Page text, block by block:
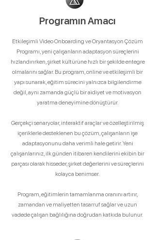
Programın Amacı
Etkileşimli Video Onboarding ve Oryantasyon Çözüm
Programı, yeni çalışanların adaptasyon süreçlerini
hızlandırırken, şirket kültürüne hızlı bir şekilde entegre
olmalarını sağlar. Bu program, online ve etkileşimli bir
yapı sunarak, eğitim sürecini yalnızca bilgilendirme
değil, aynı zamanda güçlü bir aidiyet ve motivasyon
yaratma deneyimine dönüştürür.
Gerçekçi senaryolar, interaktif araçlar ve özelleştirilmiş
içeriklerle desteklenen bu çözüm, çalışanların işe
adaptasyonunu daha verimli hale getirir. Yeni
çalışanlarınız, ilk günden itibaren kendilerini ekibin bir
parçası olarak hisseder, şirket değerlerini ve süreçlerini
kolayca benimser.
Program, eğitimlerin tamamlanma oranını artırır,
zamandan ve maliyetten tasarruf sağlar ve uzun
vadede çalışan bağlılığına doğrudan katkıda bulunur.